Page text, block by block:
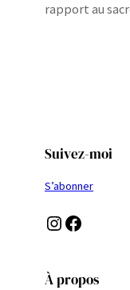
rapport au
Suivez-moi
S’abonner
Instagram Facebook
À propos